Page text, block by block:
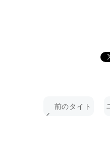
前のタイト